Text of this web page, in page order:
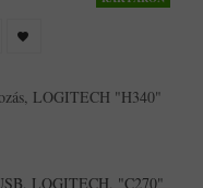
LOGITECH "H340"